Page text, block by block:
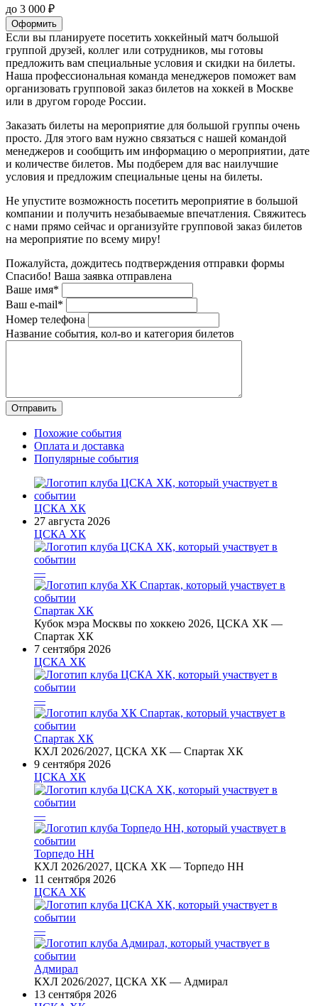
до 3 000 ₽
Оформить
Если вы планируете посетить хоккейный матч большой
группой друзей, коллег или сотрудников, мы готовы
предложить вам специальные условия и скидки на билеты.
Наша профессиональная команда менеджеров поможет вам
организовать групповой заказ билетов на хоккей в Москве
или в другом городе России.
Заказать билеты на мероприятие для большой группы очень
просто. Для этого вам нужно связаться с нашей командой
менеджеров и сообщить им информацию о мероприятии, дате
и количестве билетов. Мы подберем для вас наилучшие
условия и предложим специальные цены на билеты.
Не упустите возможность посетить мероприятие в большой
компании и получить незабываемые впечатления. Свяжитесь
с нами прямо сейчас и организуйте групповой заказ билетов
на мероприятие по всему миру!
Пожалуйста, дождитесь подтверждения отправки формы
Спасибо! Ваша заявка отправлена
Ваше имя*
Ваш e-mail*
Номер телефона
Название события, кол-во и категория билетов
Похожие события
Оплата и доставка
Популярные события
ЦСКА ХК
27 августа 2026
ЦСКА ХК
—
Спартак ХК
Кубок мэра Москвы по хоккею 2026, ЦСКА ХК —
Спартак ХК
7 сентября 2026
ЦСКА ХК
—
Спартак ХК
КХЛ 2026/2027, ЦСКА ХК — Спартак ХК
9 сентября 2026
ЦСКА ХК
—
Торпедо НН
КХЛ 2026/2027, ЦСКА ХК — Торпедо НН
11 сентября 2026
ЦСКА ХК
—
Адмирал
КХЛ 2026/2027, ЦСКА ХК — Адмирал
13 сентября 2026